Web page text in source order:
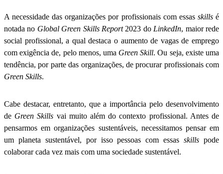
A necessidade das organizações por profissionais com essas skillsé
notada no Global Green Skills Report2023 do LinkedIn, maior rede
social profissional, a qual destaca o aumento de vagas de emprego
com exigência de, pelo menos, uma Green Skill. Ou seja, existe uma
tendência, por parte das organizações, de procurar profissionais com
Green Skills.
Cabe destacar, entretanto, que a importância pelo desenvolvimento
de Green Skills vai muito além do contexto profissional. Antes de
pensarmos em organizações sustentáveis, necessitamos pensar em
um planeta sustentável, por isso pessoas com essasskills pode
colaborar cada vez mais com uma sociedade sustentável.